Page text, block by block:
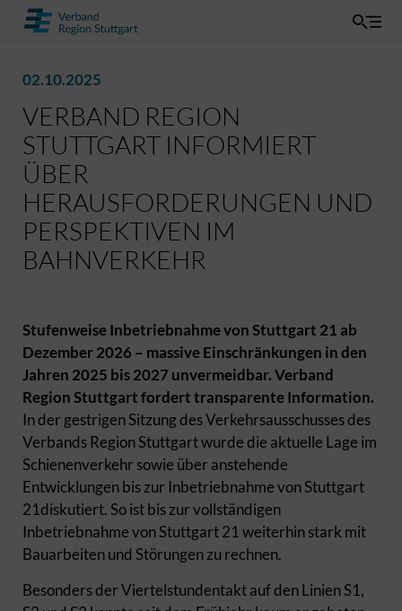
02.10.2025
VERBAND REGION
STUTTGART INFORMIERT
ÜBER
HERAUSFORDERUNGEN UND
PERSPEKTIVEN IM
BAHNVERKEHR
Stufenweise Inbetriebnahme von Stuttgart 21 ab
Dezember 2026 – massive Einschränkungen in den
Jahren 2025 bis 2027 unvermeidbar. Verband
Region Stuttgart fordert transparente Information.
In der gestrigen Sitzung des Verkehrsausschusses des
Verbands Region Stuttgart wurde die aktuelle Lage im
Schienenverkehr sowie über anstehende
Entwicklungen bis zur Inbetriebnahme von Stuttgart
21diskutiert. So ist bis zur vollständigen
Inbetriebnahme von Stuttgart 21 weiterhin stark mit
Bauarbeiten und Störungen zu rechnen.
Besonders der Viertelstundentakt auf den Linien S1,